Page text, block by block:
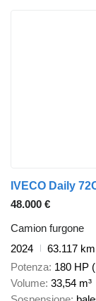
IVECO Daily
48.000 €
Camion furgone
2024
63.117 km
Potenza 180 HP
Volume 33,54 m³